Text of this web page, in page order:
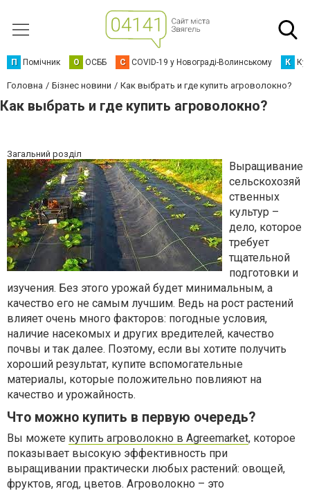
П Помічник О ОСББ C COVID-19 у Новограді-Волинському К
Головна Бізнес новини Как выбрать и где купить агроволокно?
Как выбрать и где купить агроволокно?
Загальний розділ
Выращивание
сельскохозяй
ственных
культур –
дело, которое
требует
тщательной
подготовки и
изучения. Без этого урожай будет минимальным, а
качество его не самым лучшим. Ведь на рост растений
влияет очень много факторов: погодные условия,
наличие насекомых и других вредителей, качество
почвы и так далее. Поэтому, если вы хотите получить
хороший результат, купите вспомогательные
материалы, которые положительно повлияют на
качество и урожайность.
Что можно купить в первую очередь?
Вы можете купить агроволокно в Agreemarket, которое
показывает высокую эффективность при
выращивании практически любых растений: овощей,
фруктов, ягод, цветов. Агроволокно – это